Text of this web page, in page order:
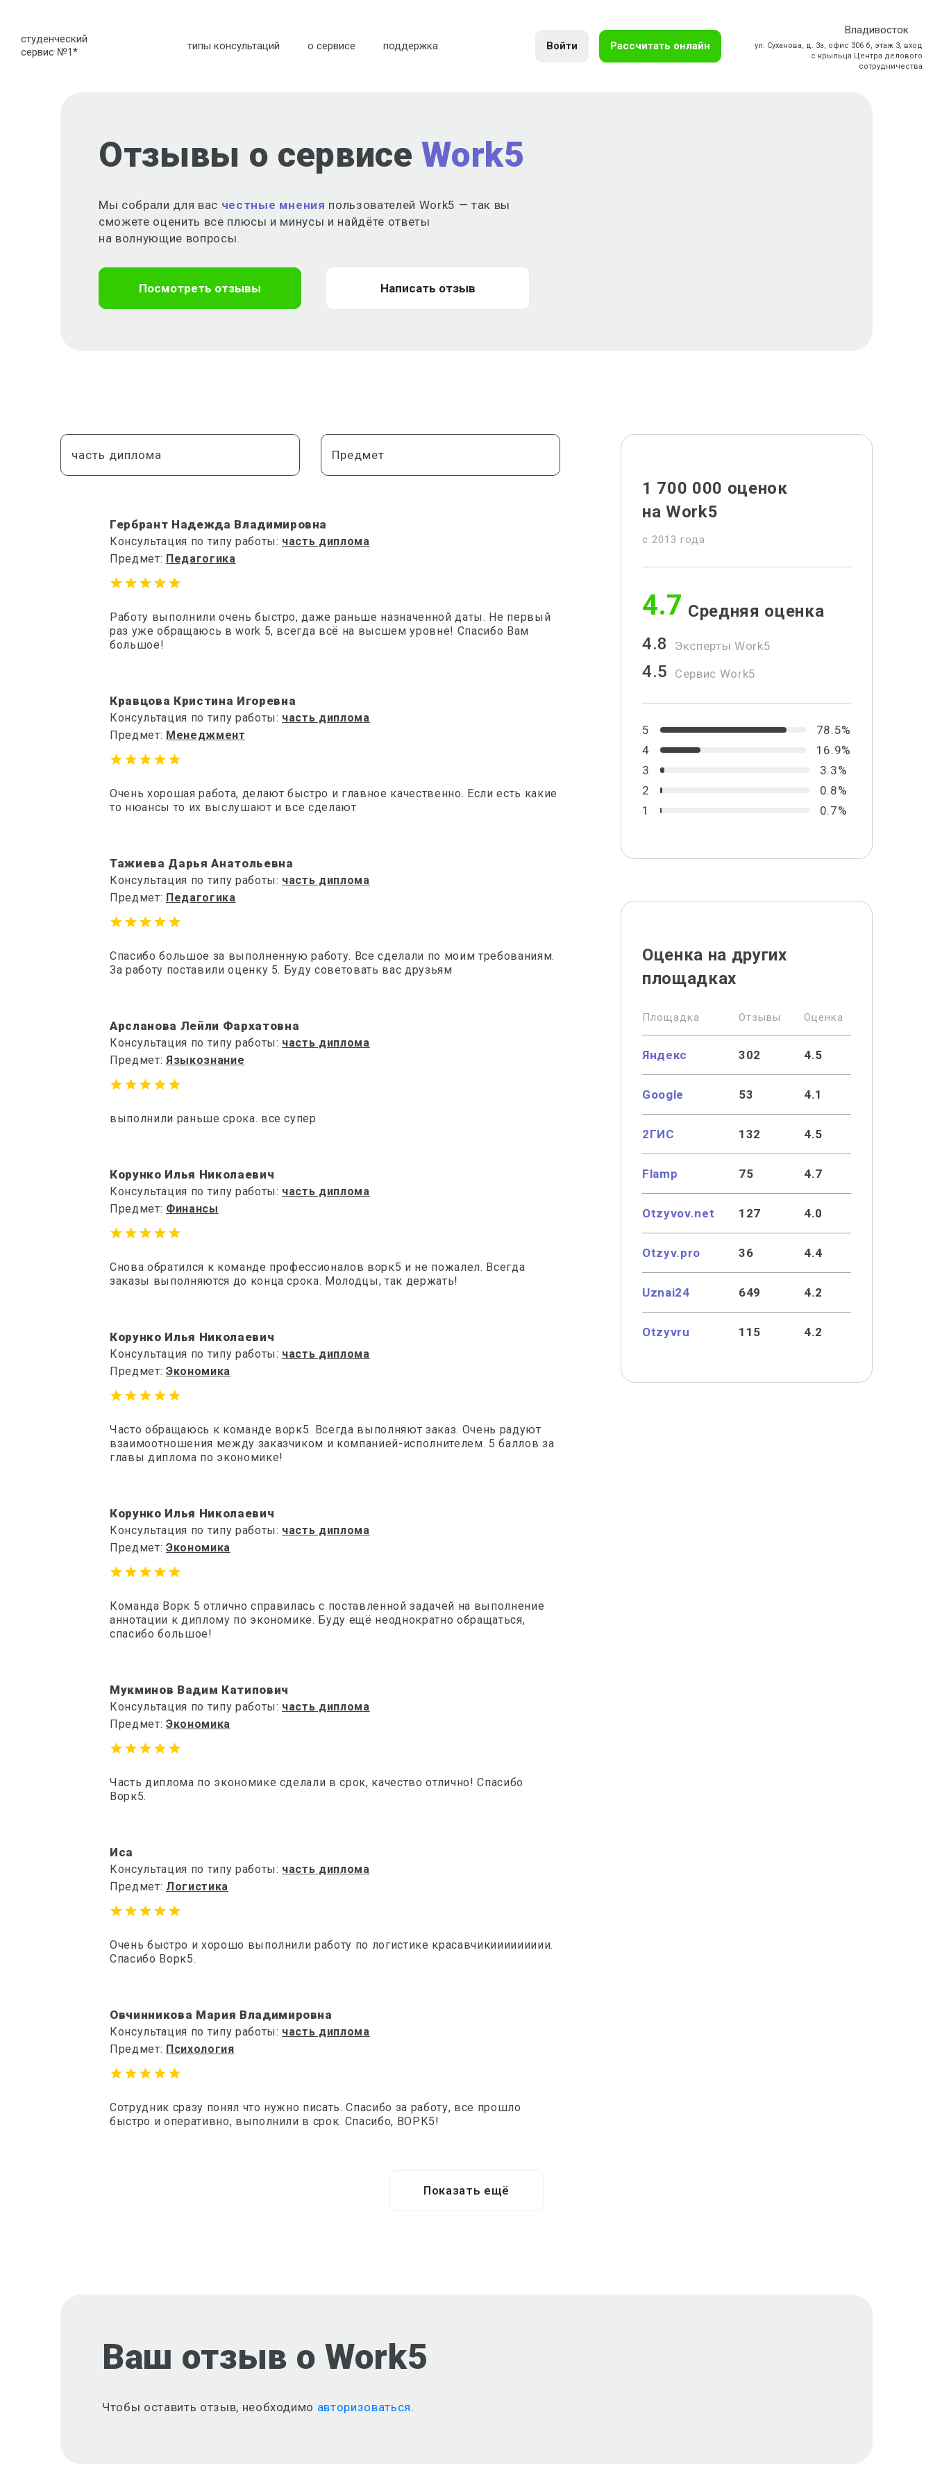
студенческий
сервис №1* типы консультаций о сервисе поддержка Войти Рассчитать онлайн
Владивосток
ул. Суханова, д. 3а, офис 306 б, этаж 3, вход
с крыльца Центра делового
сотрудничества
Отзывы о сервисеWork5
Мы собрали для вас честные мнения пользователей Work5 — так вы
сможете оценить все плюсы и минусы и найдёте ответы
на волнующие вопросы.
Посмотреть отзывы Написать отзыв
часть диплома Предмет
Гербрант Надежда Владимировна
Консультация по типу работы: часть диплома
Предмет: Педагогика
Работу выполнили очень быстро, даже раньше назначенной даты. Не первый
раз уже обращаюсь в work 5, всегда всё на высшем уровне! Спасибо Вам
большое!
Кравцова Кристина Игоревна
Консультация по типу работы: часть диплома
Предмет: Менеджмент
Очень хорошая работа, делают быстро и главное качественно. Если есть какие
то нюансы то их выслушают и все сделают
Тажиева Дарья Анатольевна
Консультация по типу работы: часть диплома
Предмет: Педагогика
Спасибо большое за выполненную работу. Все сделали по моим требованиям.
За работу поставили оценку 5. Буду советовать вас друзьям
Арсланова Лейли Фархатовна
Консультация по типу работы: часть диплома
Предмет: Языкознание
выполнили раньше срока. все супер
Корунко Илья Николаевич
Консультация по типу работы: часть диплома
Предмет: Финансы
Снова обратился к команде профессионалов ворк5 и не пожалел. Всегда
заказы выполняются до конца срока. Молодцы, так держать!
Корунко Илья Николаевич
Консультация по типу работы: часть диплома
Предмет: Экономика
Часто обращаюсь к команде ворк5. Всегда выполняют заказ. Очень радуют
взаимоотношения между заказчиком и компанией-исполнителем. 5 баллов за
главы диплома по экономике!
Корунко Илья Николаевич
Консультация по типу работы: часть диплома
Предмет: Экономика
Команда Ворк 5 отлично справилась с поставленной задачей на выполнение
аннотации к диплому по экономике. Буду ещё неоднократно обращаться,
спасибо большое!
Мукминов Вадим Катипович
Консультация по типу работы: часть диплома
Предмет: Экономика
Часть диплома по экономике сделали в срок, качество отлично! Спасибо
Ворк5.
Иса
Консультация по типу работы: часть диплома
Предмет: Логистика
Очень быстро и хорошо выполнили работу по логистике красавчикиииииииии.
Спасибо Ворк5.
Овчинникова Мария Владимировна
Консультация по типу работы: часть диплома
Предмет: Психология
Сотрудник сразу понял что нужно писать. Спасибо за работу, все прошло
быстро и оперативно, выполнили в срок. Спасибо, ВОРК5!
1 700 000 оценок
на Work5
c 2013 года
4.7 Средняя оценка
4.8
Эксперты Work5
4.5 Сервис Work5
5
78.5%
4
16.9%
3
3.3%
2
0.8%
1
0.7%
Оценка на других
площадках
Площадка Отзывы Оценка
Яндекс 302 4.5
Google 53 4.1
2ГИС 132 4.5
Flamp 75 4.7
Otzyvov.net 127 4.0
Otzyv.pro 36 4.4
Uznai24 649 4.2
Otzyvru 115 4.2
Показать ещё
Ваш отзыв о Work5
Чтобы оставить отзыв, необходимо авторизоваться.